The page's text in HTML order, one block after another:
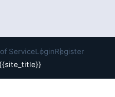
ServiceLoginRegister